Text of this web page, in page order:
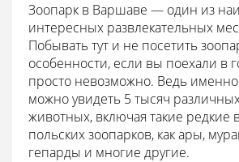
Зоопарк в Варшаве — один из
интересных развлекательных
Побывать тут и не посетить
особенности, если вы поехали в
просто невозможно. Ведь именно
можно увидеть 5 тысяч
животных, включая такие редкие
польских зоопарков, как ары,
гепарды и многие другие.